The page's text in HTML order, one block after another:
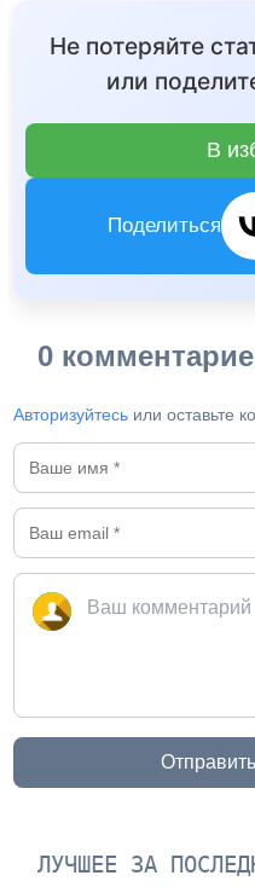
Не потеряйте
или
В
Поделиться
0
Авторизуйтесь или оставьте
ЛУЧШЕЕ ЗА